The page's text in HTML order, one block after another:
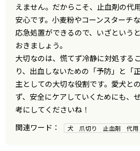
えません。だからこそ、止血剤の代
安心です。小麦粉やコーンスターチ
応急処置ができるので、いざという
おきましょう。
大切なのは、慌てず冷静に対処する
り、出血しないための「予防」と「
主としての大切な役割です。愛犬と
ず、安全にケアしていくためにも、
考にしてくださいね！
犬 爪切り 止血剤 代用